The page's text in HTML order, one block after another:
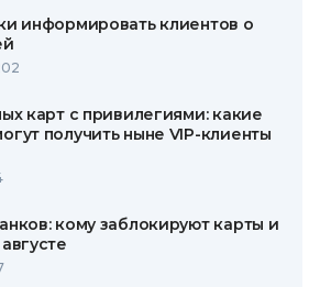
информировать клиентов о
карт с привилегиями: какие
получить ныне VIP-клиенты
кому заблокируют карты и